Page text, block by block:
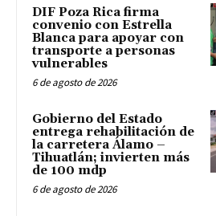
DIF Poza Rica firma
convenio con Estrella
Blanca para apoyar con
transporte a personas
vulnerables
6 de agosto de 2026
Gobierno del Estado
entrega rehabilitación de
la carretera Álamo –
Tihuatlán; invierten más
de 100 mdp
6 de agosto de 2026